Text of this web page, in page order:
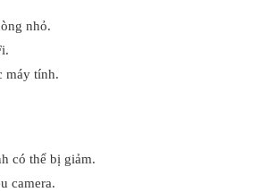
nhỏ.
máy tính.
có thể bị giảm.
camera.